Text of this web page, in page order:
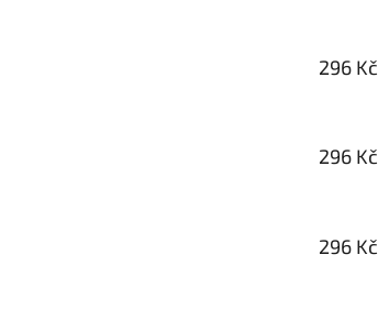
296 Kč
296 Kč
296 Kč